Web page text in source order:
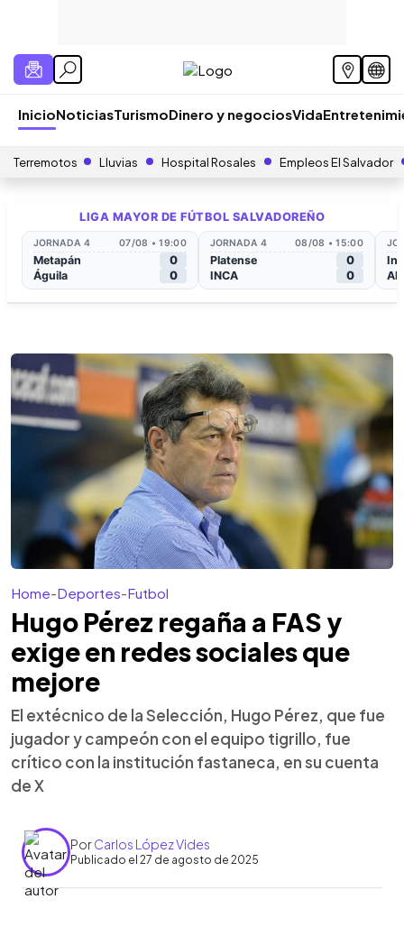
InicioNoticiasTurismoDinero y negociosVida
Terremotos Lluvias Hospital Rosales Empleos El Salvador
Home-Deportes-Futbol
Hugo Pérez regaña a FAS y
exige en redes sociales que
mejore
El extécnico de la Selección, Hugo Pérez, que fue
jugador y campeón con el equipo tigrillo, fue
crítico con la institución fastaneca, en su cuenta
de X
PorCarlos López Vides
Publicado el 27 de agosto de 2025